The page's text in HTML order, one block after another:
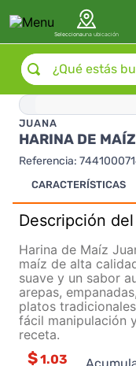
Seleccionauna ubicación
¿Qué estás
JUANA
HARINA DE
Referencia:
CARACTERÍSTICAS
Descripción
Harina de Maíz
maíz de alta
suave y un sabor
arepas,
platos
fácil manipulación
receta.
$1.03